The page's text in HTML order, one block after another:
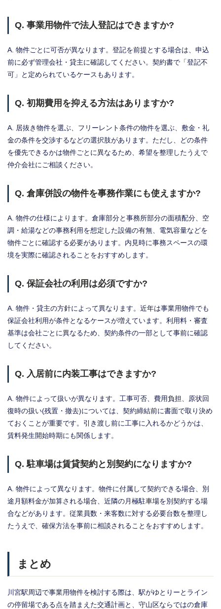
Q. 事業用物件で法人登記はできますか?
A. 物件ごとに可否が異なります。登記を前提とする場合は、申込
前に必ず管理会社・貸主に確認してください。契約書で「登記不
可」と定められているケースもあります。
Q. 初期費用を抑える方法はありますか?
A. 居抜き物件を選ぶ、フリーレント条件の物件を選ぶ、敷金・礼
金の条件を交渉するなどの選択肢があります。ただし、どの条件
を優先できるかは物件ごとに異なるため、希望を整理したうえで
仲介会社にご相談ください。
Q. 倉庫併設の物件を事務作業にも使えますか?
A. 物件の仕様によります。倉庫部分と事務所部分の面積配分、空
調・給湯などの事務利用を想定した設備の有無、電気容量などを
物件ごとに確認する必要があります。内見時に事務スペースの環
境を実際に確認されることをおすすめします。
Q. 保証会社の利用は必須ですか?
A. 物件・貸主の方針によって異なります。近年は事業用物件でも
保証会社利用が条件となるケースが増えています。利用料・審査
基準は会社ごとに異なるため、契約条件の一部として事前に確認
してください。
Q. 入居前に内装工事はできますか?
A. 物件によって扱いが異なります。工事可否、費用負担、原状回
復時の扱い(残置・撤去)については、契約締結前に書面で取り決め
ておくことが重要です。引き渡し前に工事に入れるかどうかは、
賃料発生開始時期にも関係します。
Q. 駐車場は賃貸契約と別契約になりますか?
A. 物件によって異なります。物件に付属して契約できる場合、別
途月額料金が加算される場合、近隣の月極駐車場を別契約する場
合などがあります。従業員数・来客数に対する必要台数を整理し
たうえで、確保方法を事前に相談されることをおすすめします。
まとめ
川宮駅周辺で事業用物件を検討する際は、駅がゆとりーとライン
の停留場である点を踏まえた交通計画と、守山区ならではの倉庫